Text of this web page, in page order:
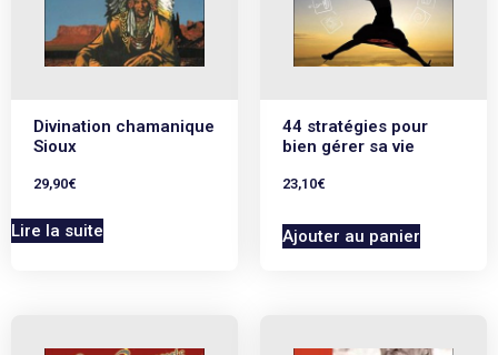
Divination chamanique
Sioux
29,90€
Lire la suite
44 stratégies pour
bien gérer sa vie
23,10€
Ajouter au panier